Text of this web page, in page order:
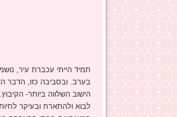
תמיד הייתי עכברת עיר,
בערב. ובסביבה כזו, הדבר
הישוב השלווה ביותר-
לבוא ולהתארח ובעיקר